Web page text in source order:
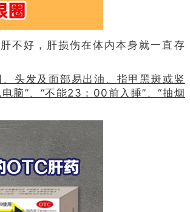
不好，肝损伤在体内本身就一直存
头发及面部易出油、指甲黑斑或竖
脑”、“不能23：00前入睡”、“抽烟